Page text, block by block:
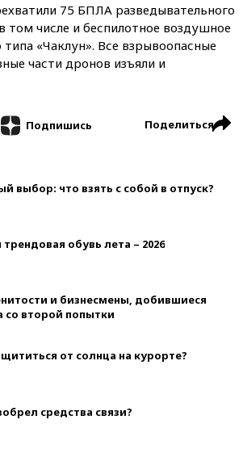
75 БПЛА разведывательного
том числе и беспилотное воздушное
«Чаклун». Все взрывоопасные
части дронов изъяли и
Подпишись Поделиться
выбор: что взять с собой в отпуск?
обувь лета – 2026
и бизнесмены, добившиеся
со второй попытки
от солнца на курорте?
средства связи?